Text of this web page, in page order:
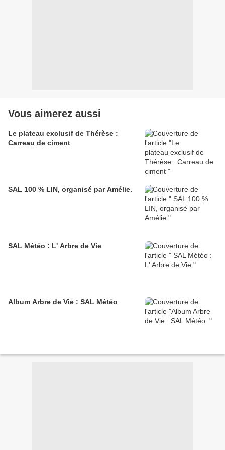
Vous aimerez aussi
Le plateau exclusif de Thérèse :
Carreau de ciment
SAL 100 % LIN, organisé par Amélie.
SAL Météo : L' Arbre de Vie
Album Arbre de Vie : SAL Météo